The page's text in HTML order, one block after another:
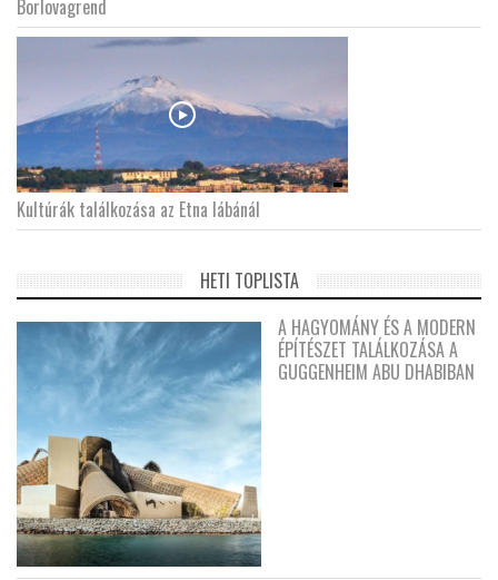
Borlovagrend
Kultúrák találkozása az Etna lábánál
HETI TOPLISTA
A HAGYOMÁNY ÉS A MODERN
ÉPÍTÉSZET TALÁLKOZÁSA A
GUGGENHEIM ABU DHABIBAN